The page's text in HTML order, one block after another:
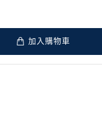
加入購物車